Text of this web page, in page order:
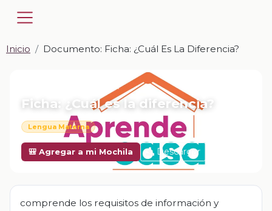
Inicio Documento: Ficha: ¿Cuál Es La Diferencia?
📎 DOCUMENTO · DOCX
Ficha: ¿Cuál es la diferencia?
Lengua Materna
🎒 Agregar a mi Mochila Descargar
comprende los requisitos de información y